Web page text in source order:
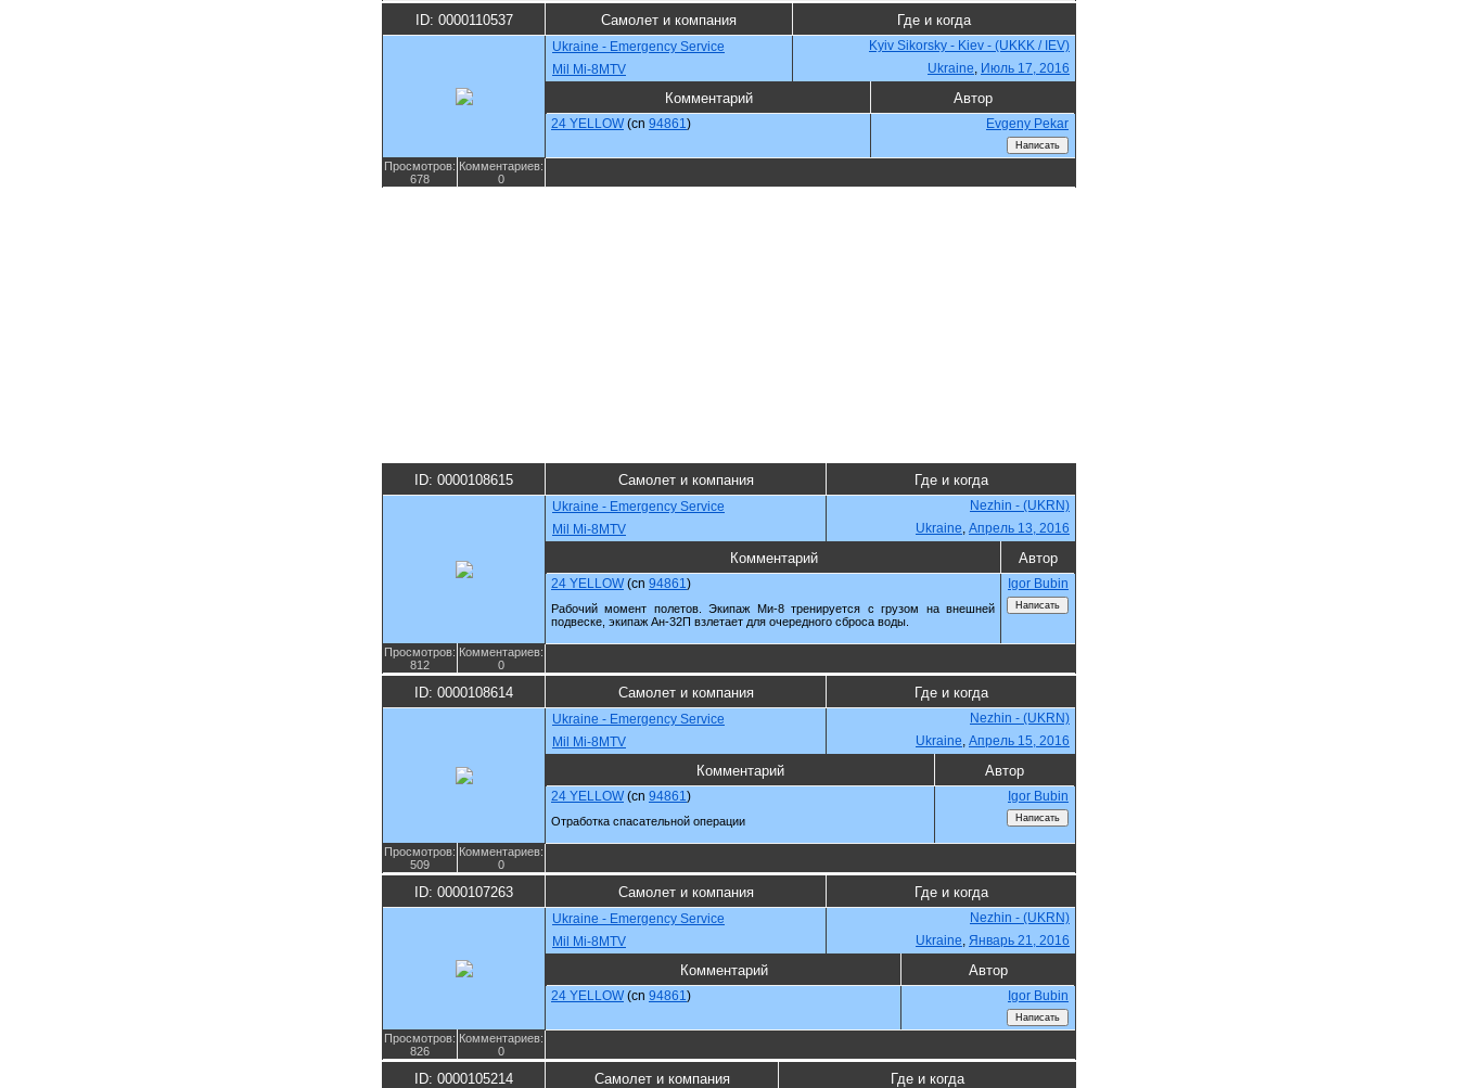
ID: 0000110537 Самолет и компания Где и когда
Ukraine - Emergency Service
Kyiv Sikorsky - Kiev - (UKKK / IEV)
Mil Mi-8MTV
Ukraine, Июль 17, 2016
Комментарий Автор
24 YELLOW (cn 94861) Evgeny Pekar
Просмотров:
678
Комментариев:
0
ID: 0000108615 Самолет и компания Где и когда
Ukraine - Emergency Service
Nezhin - (UKRN)
Mil Mi-8MTV
Ukraine, Апрель 13, 2016
Комментарий Автор
24 YELLOW (cn 94861)
Рабочий момент полетов. Экипаж Ми-8 тренируется с грузом на внешней
подвеске, экипаж Ан-32П взлетает для очередного сброса воды.
Igor Bubin
Просмотров:
812
Комментариев:
0
ID: 0000108614 Самолет и компания Где и когда
Ukraine - Emergency Service
Nezhin - (UKRN)
Mil Mi-8MTV
Ukraine, Апрель 15, 2016
Комментарий Автор
24 YELLOW (cn 94861)
Отработка спасательной операции
Igor Bubin
Просмотров:
509
Комментариев:
0
ID: 0000107263 Самолет и компания Где и когда
Ukraine - Emergency Service
Nezhin - (UKRN)
Mil Mi-8MTV
Ukraine, Январь 21, 2016
Комментарий Автор
24 YELLOW (cn 94861) Igor Bubin
Просмотров:
826
Комментариев:
0
ID: 0000105214 Самолет и компания Где и когда